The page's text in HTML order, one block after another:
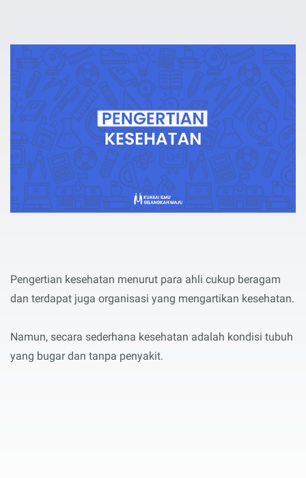
Pengertian kesehatan menurut para ahli cukup beragam
dan terdapat juga organisasi yang mengartikan kesehatan.
Namun, secara sederhana kesehatan adalah kondisi tubuh
yang bugar dan tanpa penyakit.